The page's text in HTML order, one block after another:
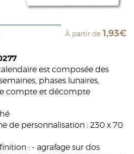
À partir de 1,93€
est composée des
phases lunaires,
compte et décompte
de personnalisation : 230 x 70
: - agrafage sur dos